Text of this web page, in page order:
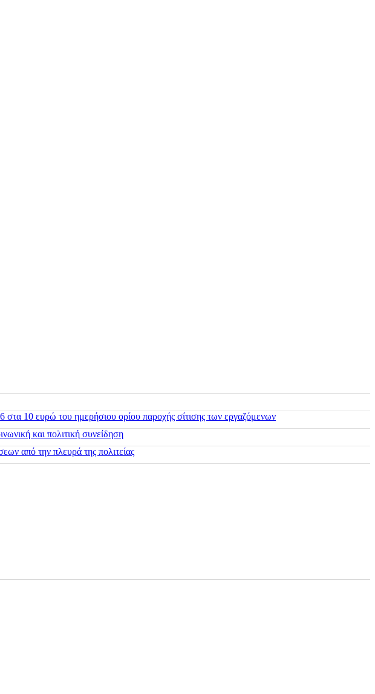
στα 10 ευρώ του ημερήσιου ορίου παροχής σίτισης των εργαζόμενων
και πολιτική συνείδηση
από την πλευρά της πολιτείας